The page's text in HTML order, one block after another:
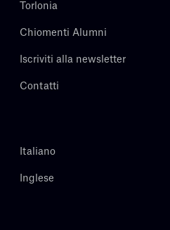
Torlonia
Chiomenti Alumni
Iscriviti alla newsletter
Contatti
Italiano
Inglese